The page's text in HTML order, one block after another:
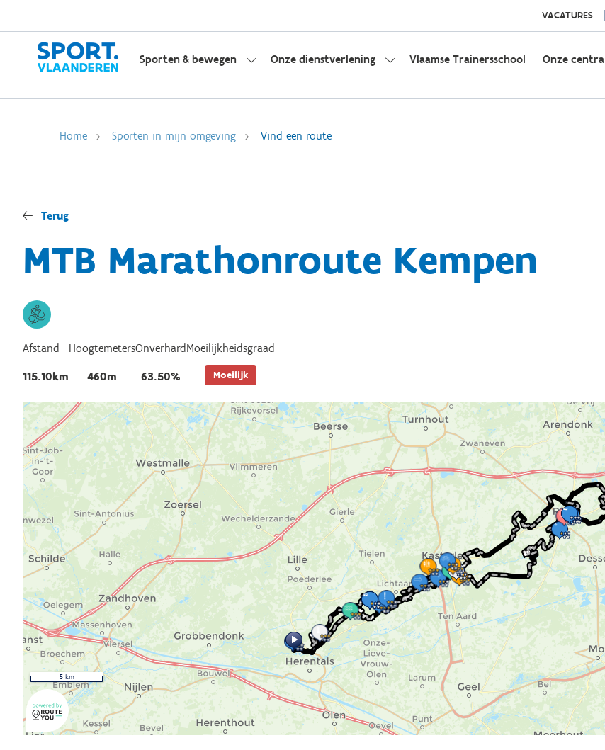
VACATURES
Sporten & bewegen Onze dienstverlening Vlaamse Trainersschool Onze centra
Home Sporten in mijn omgeving Vind een route
Terug
MTB Marathonroute Kempen
Afstand
115.10km
Hoogtemeters
460m
Onverhard
63.50%
Moeilijkheidsgraad
Moeilijk
5 km